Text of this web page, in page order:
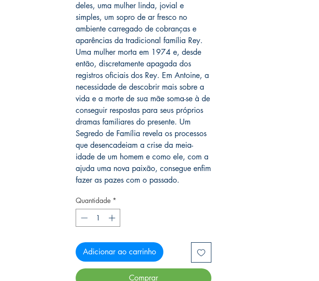
deles, uma mulher linda, jovial e
simples, um sopro de ar fresco no
ambiente carregado de cobranças e
aparências da tradicional família Rey.
Uma mulher morta em 1974 e, desde
então, discretamente apagada dos
registros oficiais dos Rey. Em Antoine, a
necessidade de descobrir mais sobre a
vida e a morte de sua mãe soma-se à de
conseguir respostas para seus próprios
dramas familiares do presente. Um
Segredo de Família revela os processos
que desencadeiam a crise da meia-
idade de um homem e como ele, com a
ajuda uma nova paixão, consegue enfim
fazer as pazes com o passado.
Quantidade *
Adicionar ao carrinho
Comprar